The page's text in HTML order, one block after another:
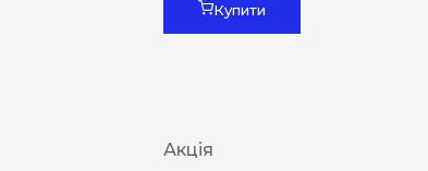
Купити
Акція